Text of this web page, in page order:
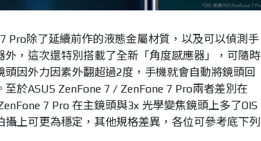
Pro除了延續前作的液態金屬材質，以及可以偵測手
，這次還特別搭載了全新「角度感應器」，可隨時
因外力因素外翻超過2度，手機就會自動將鏡頭回
於ASUS ZenFone 7 ∕ ZenFone 7 Pro兩者差別在
7 Pro 在主鏡頭與3x 光學變焦鏡頭上多了OIS
上可更為穩定，其他規格差異，各位可參考底下列